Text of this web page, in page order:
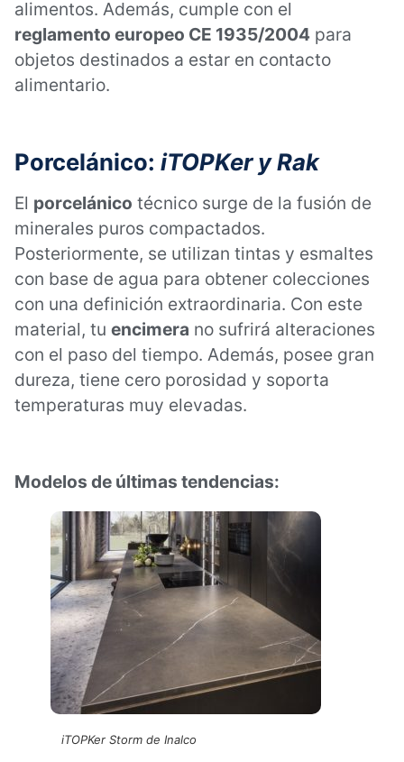
alimentos. Además, cumple con el
reglamento europeo CE 1935/2004 para
objetos destinados a estar en contacto
alimentario.
Porcelánico: iTOPKer y Rak
El porcelánico técnico surge de la fusión de
minerales puros compactados.
Posteriormente, se utilizan tintas y esmaltes
con base de agua para obtener colecciones
con una definición extraordinaria. Con este
material, tu encimera no sufrirá alteraciones
con el paso del tiempo. Además, posee gran
dureza, tiene cero porosidad y soporta
temperaturas muy elevadas.
Modelos de últimas tendencias:
iTOPKer Storm de Inalco